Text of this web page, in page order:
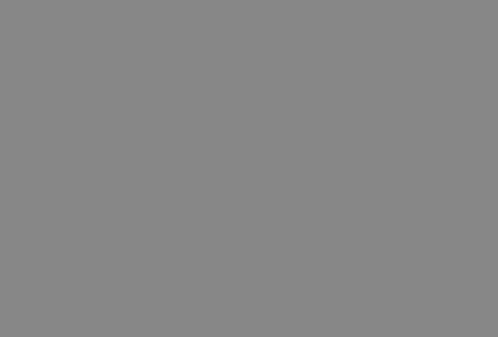
en
van de PHP-
doeleinden die
te
Script.com is